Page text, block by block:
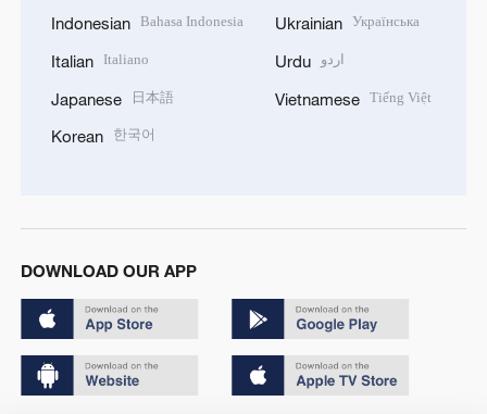
Indonesian Bahasa Indonesia
Italian Italiano
Japanese 日本語
Korean 한국어
Ukrainian Українська
Urdu اردو
Vietnamese Tiếng Việt
DOWNLOAD OUR APP